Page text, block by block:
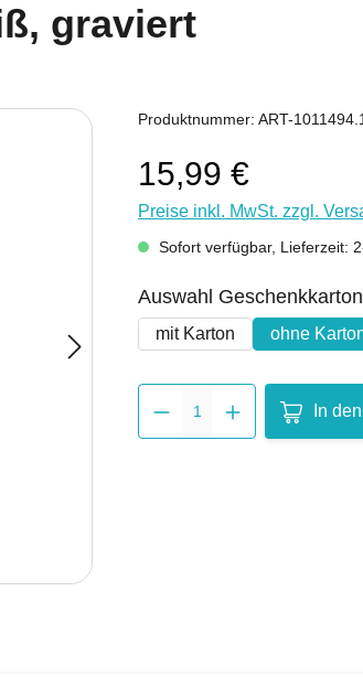
graviert
Produktnummer: ART-1011494.1
15,99 €
Preise inkl. MwSt. zzgl.
Sofort verfügbar, Lieferzeit:
Auswahl Geschenkkarton
mit Karton ohne
In